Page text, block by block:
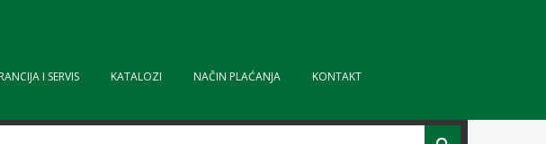
I SERVIS KATALOZI NAČIN PLAĆANJA KONTAKT